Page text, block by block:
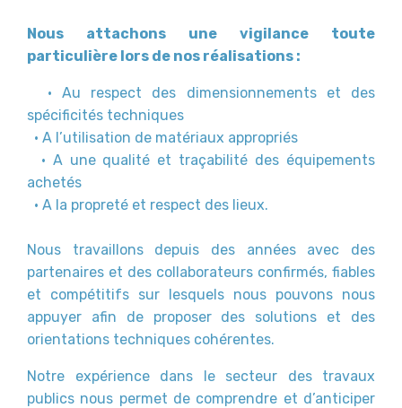
Nous attachons une vigilance toute
particulière lors de nos réalisations :
• Au respect des dimensionnements et des
spécificités techniques
• A l’utilisation de matériaux appropriés
• A une qualité et traçabilité des équipements
achetés
• A la propreté et respect des lieux.
Nous travaillons depuis des années avec des
partenaires et des collaborateurs confirmés, fiables
et compétitifs sur lesquels nous pouvons nous
appuyer afin de proposer des solutions et des
orientations techniques cohérentes.
Notre expérience dans le secteur des travaux
publics nous permet de comprendre et d’anticiper